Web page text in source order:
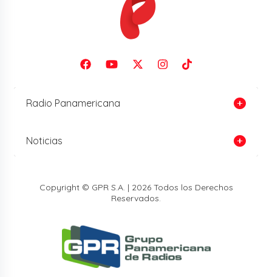
Radio Panamericana
Noticias
Copyright © GPR S.A. | 2026 Todos los Derechos
Reservados.